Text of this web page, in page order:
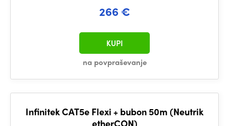
266 €
na povpraševanje
KUPI
Infinitek CAT5e Flexi + bubon 50m (Neutrik
etherCON)